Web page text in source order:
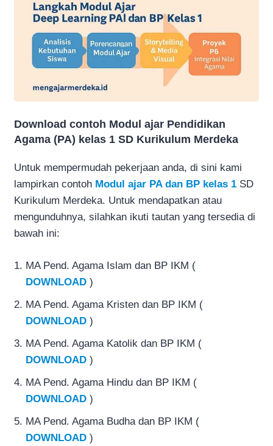
Download contoh Modul ajar Pendidikan
Agama (PA) kelas 1 SD Kurikulum Merdeka
Untuk mempermudah pekerjaan anda, di sini kami
lampirkan contoh Modul ajar PA dan BP kelas 1 SD
Kurikulum Merdeka. Untuk mendapatkan atau
mengunduhnya, silahkan ikuti tautan yang tersedia di
bawah ini:
MA Pend. Agama Islam dan BP IKM (
DOWNLOAD )
MA Pend. Agama Kristen dan BP IKM (
DOWNLOAD )
MA Pend. Agama Katolik dan BP IKM (
DOWNLOAD )
MA Pend. Agama Hindu dan BP IKM (
DOWNLOAD )
MA Pend. Agama Budha dan BP IKM (
DOWNLOAD )